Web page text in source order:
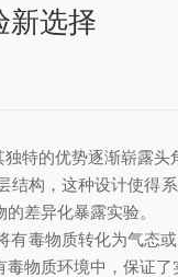
新选择
的优势逐渐崭露头
结构，这种设计使得
差异化暴露实验。
物质转化为气态
物质环境中，保证了